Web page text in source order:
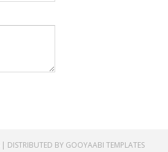
| DISTRIBUTED BY GOOYAABI TEMPLATES